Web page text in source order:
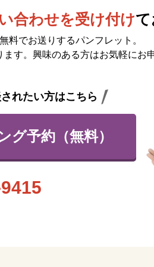
合わせを受け付けて
料でお送りするパンフレット。
す。興味のある方はお気軽にお
れたい方はこちら
グ予約（無料）